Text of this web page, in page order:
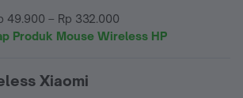
49.900 – Rp 332.000
Produk Mouse Wireless HP
Xiaomi